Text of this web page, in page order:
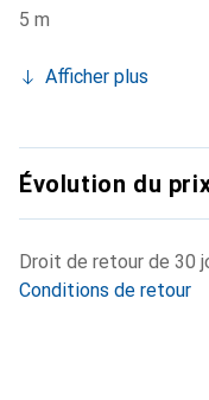
5 m
Afficher plus
Évolution du
Droit de retour de 30
Conditions de retour